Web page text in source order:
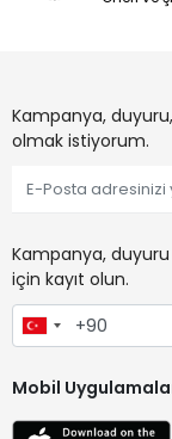
Kampanya,
olmak istiyorum.
Kampanya,
için kayıt olun.
Mobil